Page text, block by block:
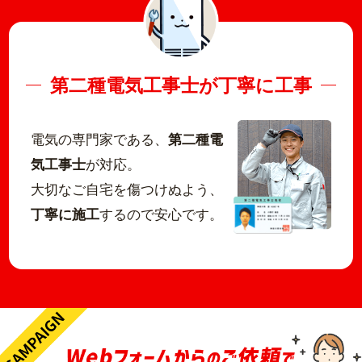
第二種電気工事士が丁寧に工事
電気の専門家である、 第二種電
気工事士が対応。
大切なご自宅を傷つけぬよう、
丁寧に施工するので安心です。